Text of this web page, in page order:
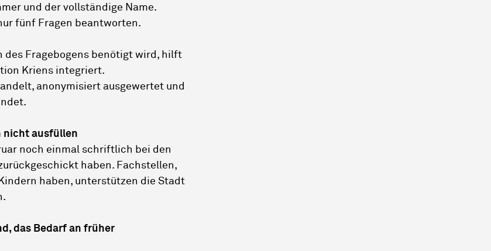
und der vollständige Name.
fünf Fragen beantworten.
des Fragebogens benötigt wird, hilft
Kriens integriert.
anonymisiert ausgewertet und
nicht ausfüllen
noch einmal schriftlich bei den
haben. Fachstellen,
haben, unterstützen die Stadt
das Bedarf an früher